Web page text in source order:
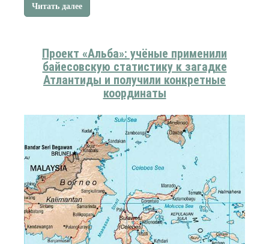
Читать далее
Проект «Альба»: учёные применили
байесовскую статистику к загадке
Атлантиды и получили конкретные
координаты